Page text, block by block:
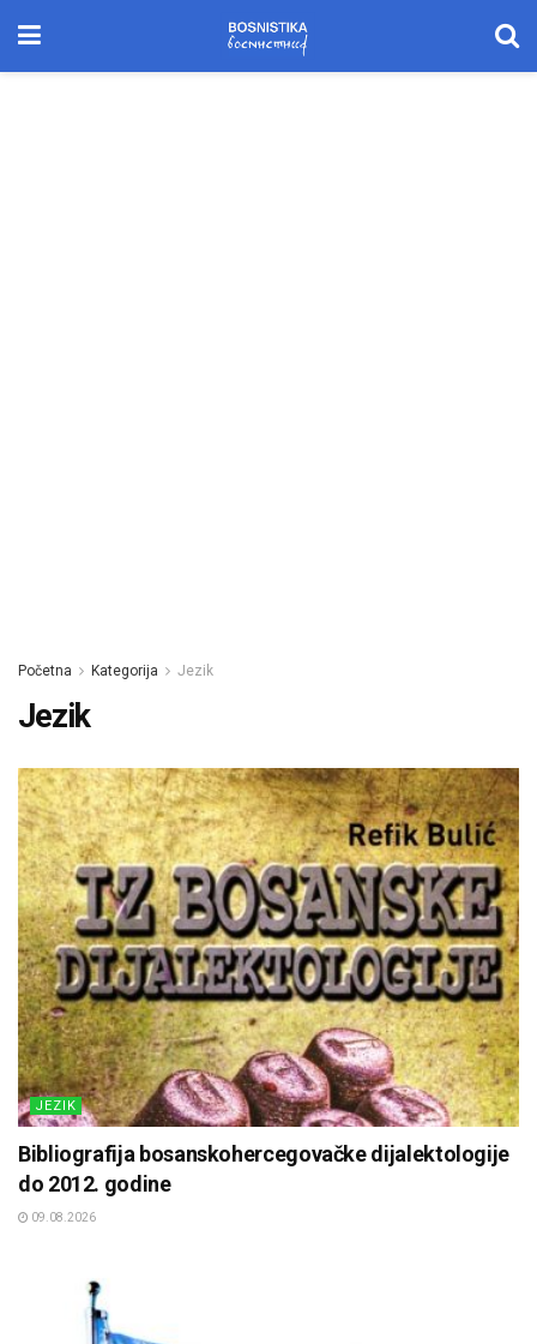
Početna Kategorija Jezik
Jezik
JEZIK
Bibliografija bosanskohercegovačke dijalektologije
do 2012. godine
09.08.2026